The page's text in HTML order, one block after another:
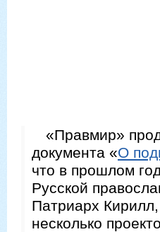
«Правмир»
документа «О
что в прошлом
Русской
Патриарх
несколько